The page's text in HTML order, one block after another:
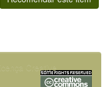
Licença Creative